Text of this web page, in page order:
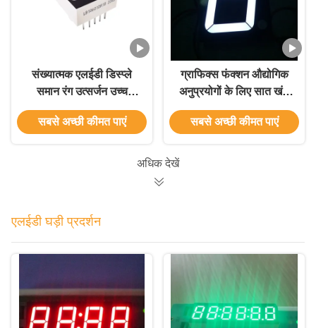
संख्यात्मक एलईडी डिस्प्ले
समान रंग उत्सर्जन उच्च
तापमान सीमा आउटडोर के
लिए उपयुक्त
सबसे अच्छी कीमत पाएं
ग्राफिक्स फंक्शन औद्योगिक
अनुप्रयोगों के लिए सात खंड
डिस्प्ले 30*14*7.2 मिमी
सबसे अच्छी कीमत पाएं
अधिक देखें
एलईडी घड़ी प्रदर्शन